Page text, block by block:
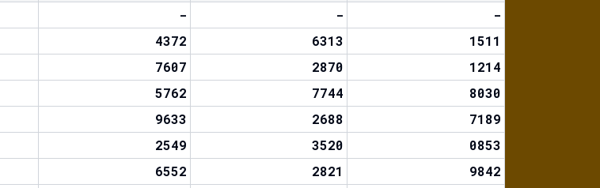
- -
-
4372 6313
1511
7607 2870
1214
5762 7744
8030
9633 2688
7189
2549 3520
0853
6552 2821
9842